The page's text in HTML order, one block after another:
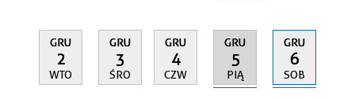
GRU
2
WTO
GRU
3
ŚRO
GRU
4
CZW
GRU
5
PIĄ
GRU
6
SOB